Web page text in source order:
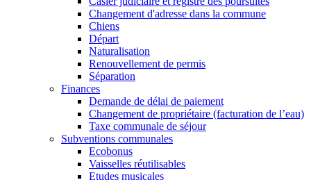
Changement d'adresse dans la commune
Chiens
Départ
Naturalisation
Renouvellement de permis
Séparation
Finances
Demande de délai de paiement
Changement de propriétaire (facturation de l’eau)
Taxe communale de séjour
Subventions communales
Ecobonus
Vaisselles réutilisables
Etudes musicales